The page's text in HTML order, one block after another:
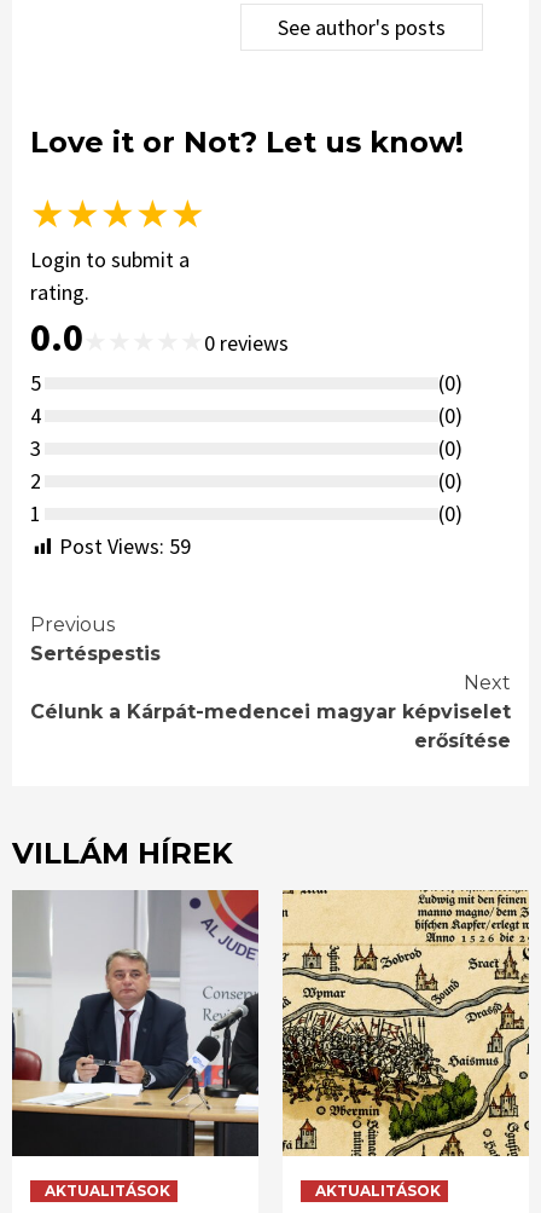
See author's posts
Love it or Not? Let us know!
★★★★★
Login to submit a
rating.
0.0 0 reviews
5
(0)
4
(0)
3
(0)
2
(0)
1
(0)
Post Views: 59
Continue
Previous
Sertéspestis
Next
Célunk a Kárpát-medencei magyar képviselet
erősítése
VILLÁM HÍREK
AKTUALITÁSOK AKTUALITÁSOK